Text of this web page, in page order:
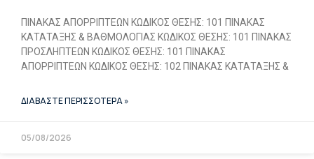
ΠΙΝΑΚΑΣ ΑΠΟΡΡΙΠΤΕΩΝ ΚΩΔΙΚΟΣ ΘΕΣΗΣ: 101 ΠΙΝΑΚΑΣ
ΚΑΤΑΤΑΞΗΣ & ΒΑΘΜΟΛΟΓΙΑΣ ΚΩΔΙΚΟΣ ΘΕΣΗΣ: 101 ΠΙΝΑΚΑΣ
ΠΡΟΣΛΗΠΤΕΩΝ ΚΩΔΙΚΟΣ ΘΕΣΗΣ: 101 ΠΙΝΑΚΑΣ
ΑΠΟΡΡΙΠΤΕΩΝ ΚΩΔΙΚΟΣ ΘΕΣΗΣ: 102 ΠΙΝΑΚΑΣ ΚΑΤΑΤΑΞΗΣ &
ΔΙΑΒΑΣΤΕ ΠΕΡΙΣΣΟΤΕΡΑ »
05/08/2026